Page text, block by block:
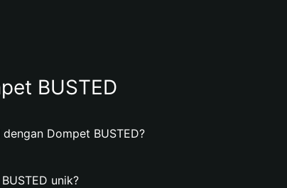
BUSTED
Dompet BUSTED?
unik?